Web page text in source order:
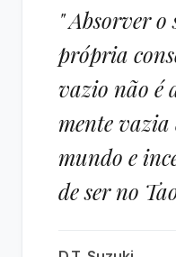
" Absorver
própria
vazio não é
mente vazia
mundo e
de ser no